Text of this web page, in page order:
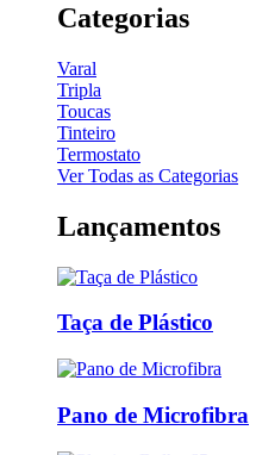
Categorias
Varal
Tripla
Toucas
Tinteiro
Termostato
Ver Todas as Categorias
Lançamentos
Taça de Plástico
Pano de Microfibra